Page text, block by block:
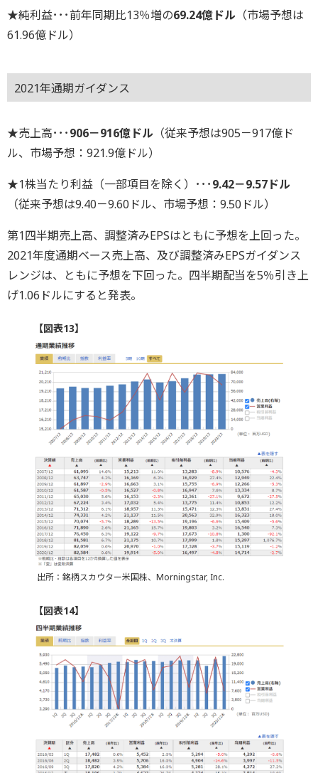
★純利益･･･前年同期比13％増の69.24億ドル （市場予想は
61.96億ドル）
2021年通期ガイダンス
★売上高･･･906－916億ドル （従来予想は905－917億ド
ル、市場予想：921.9億ドル）
★1株当たり利益（一部項目を除く）･･･9.42－9.57ドル
（従来予想は9.40－9.60ドル、市場予想：9.50ドル）
第1四半期売上高、調整済みEPSはともに予想を上回った。
2021年度通期ベース売上高、及び調整済みEPSガイダンス
レンジは、ともに予想を下回った。四半期配当を5％引き上
げ1.06ドルにすると発表。
【図表13】
出所：銘柄スカウター米国株、Morningstar, Inc.
【図表14】